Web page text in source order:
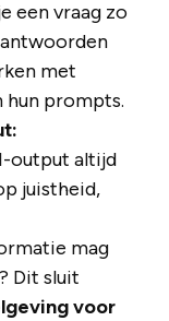
een vraag zo
met
prompts.
output altijd
juistheid,
mag
Dit sluit
voor